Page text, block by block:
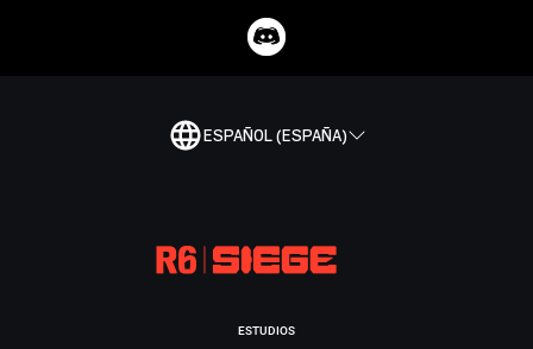
ESPAÑOL (ESPAÑA)
ESTUDIOS